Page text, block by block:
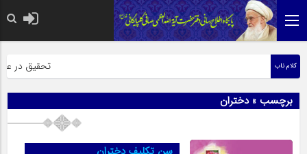
کلام ناب تحقیق در
برچسب » دختران